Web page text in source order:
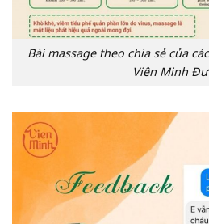
Bài massage theo chia sẻ của
Viên Minh